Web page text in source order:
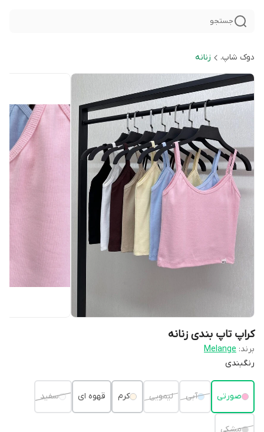
جستجو
دوک شاپ. زنانه
کراپ تاپ بندی زنانه
برند: Melange
رنگبندی
صورتی آبی لیمویی کرم قهوه ای سفید
مشکی